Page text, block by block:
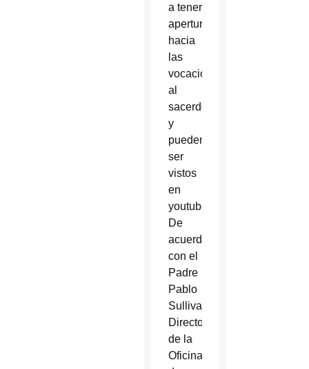
a tener
apertura
hacia
las
vocaciones
al
sacerdocio
y
pueden
ser
vistos
en
youtube.com/mifecatolica.
De
acuerdo
con el
Padre
Pablo
Sullivan,
Director
de la
Oficina